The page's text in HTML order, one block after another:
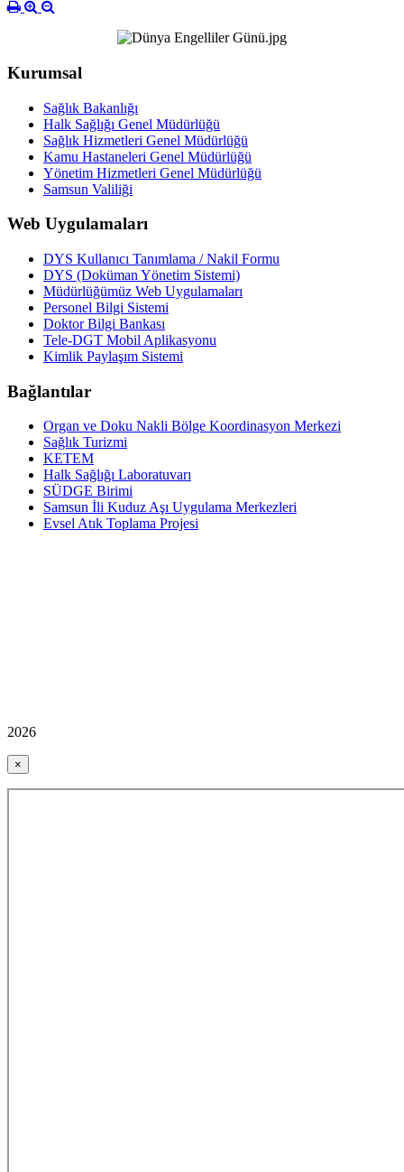
Kurumsal
Sağlık Bakanlığı
Halk Sağlığı Genel Müdürlüğü
Sağlık Hizmetleri Genel Müdürlüğü
Kamu Hastaneleri Genel Müdürlüğü
Yönetim Hizmetleri Genel Müdürlüğü
Samsun Valiliği
Web Uygulamaları
DYS Kullanıcı Tanımlama / Nakil Formu
DYS (Doküman Yönetim Sistemi)
Müdürlüğümüz Web Uygulamaları
Personel Bilgi Sistemi
Doktor Bilgi Bankası
Tele-DGT Mobil Aplikasyonu
Kimlik Paylaşım Sistemi
Bağlantılar
Organ ve Doku Nakli Bölge Koordinasyon Merkezi
Sağlık Turizmi
KETEM
Halk Sağlığı Laboratuvarı
SÜDGE Birimi
Samsun İli Kuduz Aşı Uygulama Merkezleri
Evsel Atık Toplama Projesi
2026
×